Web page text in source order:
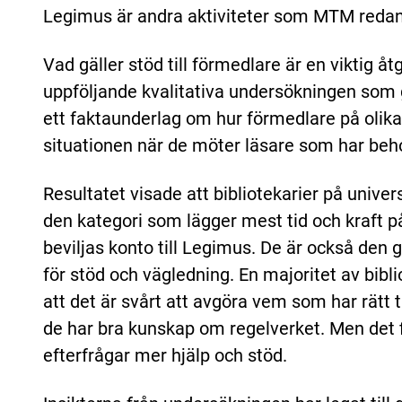
Legimus är andra aktiviteter som MTM
Vad gäller stöd till förmedlare är en viktig
uppföljande kvalitativa undersökningen
ett faktaunderlag om hur förmedlare på
situationen när de möter läsare som har
Resultatet visade att bibliotekarier på
den kategori som lägger mest tid och kraft
beviljas konto till Legimus. De är också den
för stöd och vägledning. En majoritet av
att det är svårt att avgöra vem som har rätt
de har bra kunskap om regelverket. Men
efterfrågar mer hjälp och stöd.